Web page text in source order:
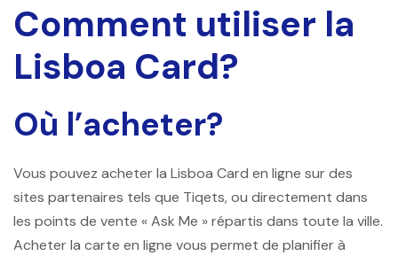
Comment utiliser la
Lisboa Card?
Où l’acheter?
Vous pouvez acheter la Lisboa Card en ligne sur des
sites partenaires tels que Tiqets, ou directement dans
les points de vente « Ask Me » répartis dans toute la ville.
Acheter la carte en ligne vous permet de planifier à